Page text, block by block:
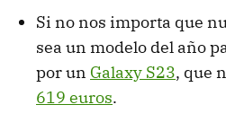
Si no nos importa que
sea un modelo del año
por un Galaxy S23, que
619 euros.